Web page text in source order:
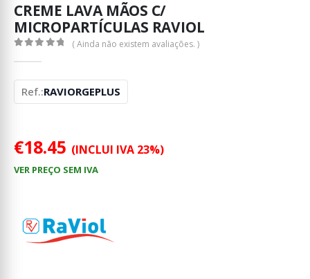
CREME LAVA MÃOS C/
MICROPARTÍCULAS RAVIOL
( Ainda não existem avaliações. )
Ref.:RAVIORGEPLUS
€18.45 (INCLUI IVA 23%)
VER PREÇO SEM IVA